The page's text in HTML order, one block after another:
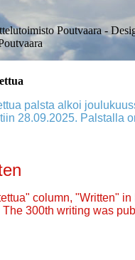
Poutvaara -
palsta alkoi
28.09.2025. Palstalla
column, "Written"
The 300th writing was